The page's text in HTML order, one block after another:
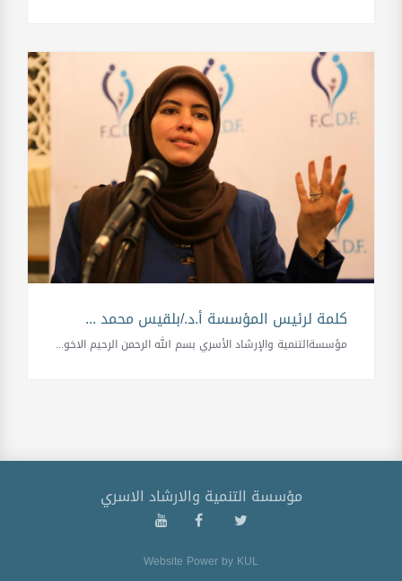
كلمة لرئيس المؤسسة أ.د./بلقيس محمد ...
مؤسسةالتنمية والإرشاد الأسري بسم الله الرحمن الرحيم الاخو...
مؤسسة التنمية والارشاد الاسري
Website Power by KUL